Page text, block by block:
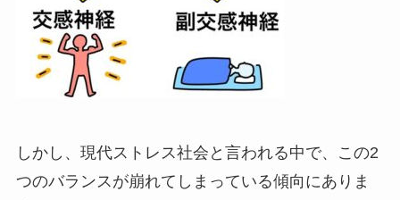
しかし、現代ストレス社会と言われる中で、この2
つのバランスが崩れてしまっている傾向にありま